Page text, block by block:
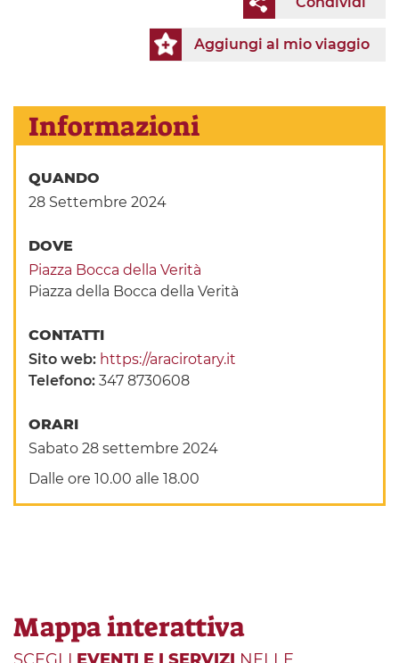
Aggiungi al mio viaggio
Informazioni
QUANDO
28 Settembre 2024
DOVE
Piazza Bocca della Verità
Piazza della Bocca della Verità
CONTATTI
Sito web: https://aracirotary.it
Telefono:347 8730608
ORARI
Sabato 28 settembre 2024
Dalle ore 10.00 alle 18.00
Mappa interattiva